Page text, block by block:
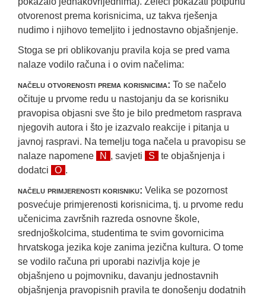
otvorenost prema korisnicima, uz takva rješenja
nudimo i njihovo temeljito i jednostavno objašnjenje.
Stoga se pri oblikovanju pravila koja se pred vama
nalaze vodilo računa i o ovim načelima:
načelu otvorenosti prema korisnicima: To se načelo
očituje u prvome redu u nastojanju da se korisniku
pravopisa objasni sve što je bilo predmetom rasprava
njegovih autora i što je izazvalo reakcije i pitanja u
javnoj raspravi. Na temelju toga načela u pravopisu se
nalaze napomene
N , savjeti S
te objašnjenja i
dodatci
O .
načelu primjerenosti korisniku: Velika se pozornost
posvećuje primjerenosti korisnicima, tj. u prvome redu
učenicima završnih razreda osnovne škole,
srednjoškolcima, studentima te svim govornicima
hrvatskoga jezika koje zanima jezična kultura. O tome
se vodilo računa pri uporabi nazivlja koje je
objašnjeno u pojmovniku, davanju jednostavnih
objašnjenja pravopisnih pravila te donošenju dodatnih